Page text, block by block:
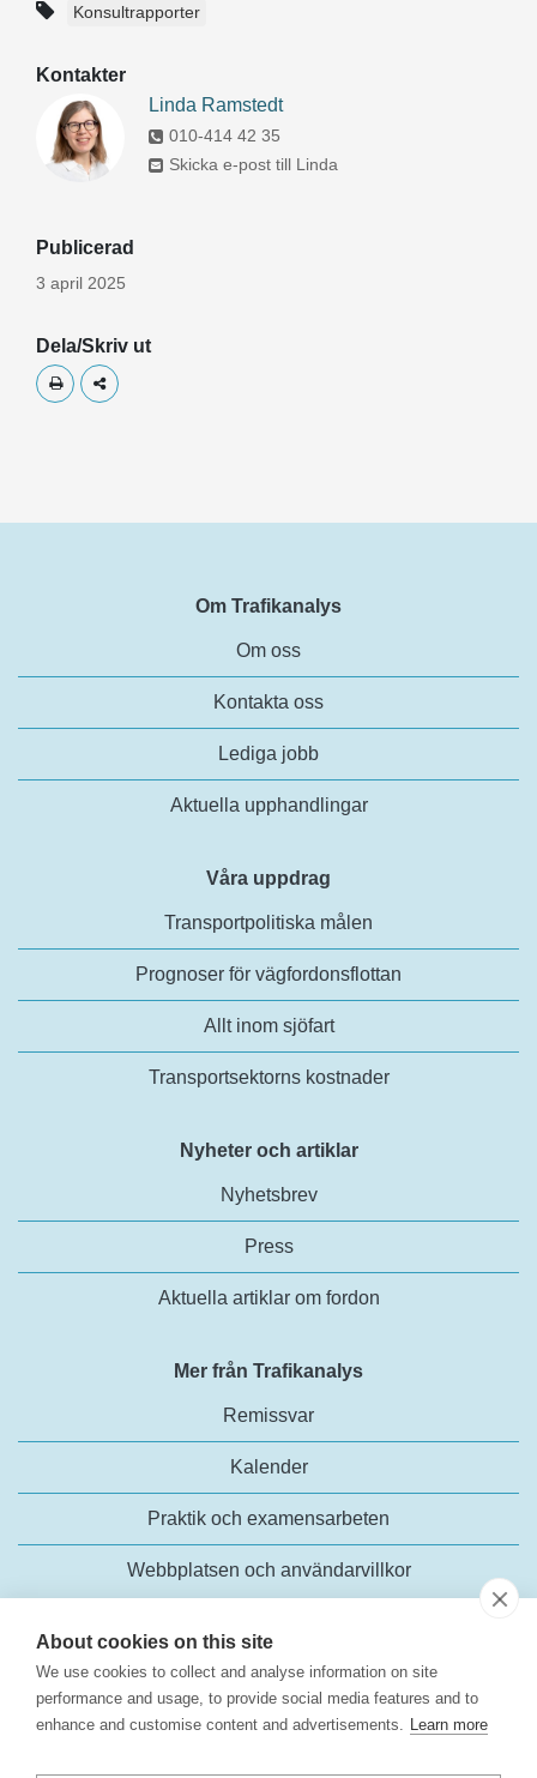
About cookies on this site
We use cookies to collect and analyse information on site
performance and usage, to provide social media features and to
enhance and customise content and advertisements. Learn more
Konsultrapporter
Kontakter
Linda Ramstedt
010-414 42 35
Skicka e-post till Linda
Publicerad
3 april 2025
Dela/Skriv ut
Skriv utDela
Om Trafikanalys
Om oss
Kontakta oss
Lediga jobb
Aktuella upphandlingar
Våra uppdrag
Transportpolitiska målen
Prognoser för vägfordonsflottan
Allt inom sjöfart
Transportsektorns kostnader
Nyheter och artiklar
Nyhetsbrev
Press
Aktuella artiklar om fordon
Mer från Trafikanalys
Remissvar
Kalender
Praktik och examensarbeten
Webbplatsen och användarvillkor